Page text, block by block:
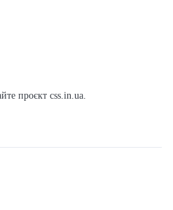
проєкт css.in.ua.